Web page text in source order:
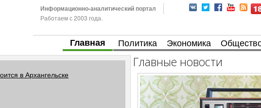
Информационно-аналитический портал
Работаем с 2003 года.
Главная Политика Экономика
в Архангельске
Главные новости